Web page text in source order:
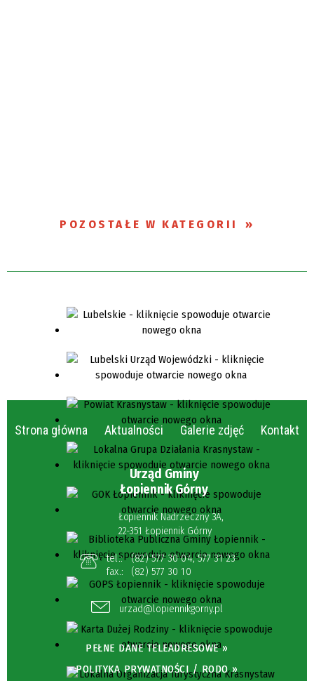
POZOSTAŁE W KATEGORII
Strona główna Aktualności Galerie zdjęć Kontakt
Urząd Gminy
Łopiennik Górny
Łopiennik Nadrzeczny 3A,
22-351 Łopiennik Górny
tel.: (82) 577 30 04,577 31 23
fax.:
(82) 577 30 10
urzad@lopiennikgorny.pl
PEŁNE DANE TELEADRESOWE »
POLITYKA PRYWATNOŚCI / RODO »